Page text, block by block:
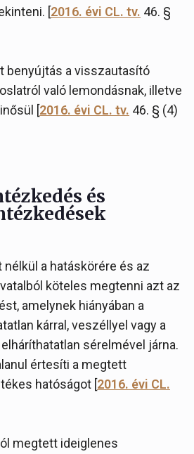
[2016. évi CL. tv. 46. §
benyújtás a visszautasító
való lemondásnak, illetve
[2016. évi CL. tv. 46. § (4)
és
a hatáskörére és az
köteles megtenni azt az
amelynek hiányában a
kárral, veszéllyel vagy a
sérelmével járna.
értesíti a megtett
hatóságot [2016. évi CL.
megtett ideiglenes